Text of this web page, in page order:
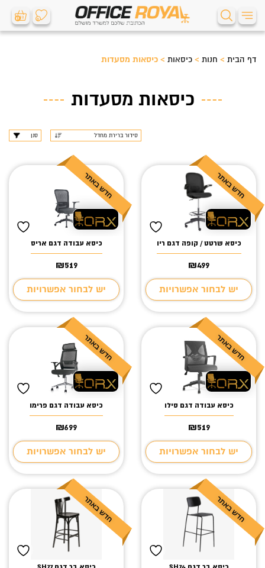
0 0
דף הבית > חנות > כיסאות > כיסאות מסעדות
כיסאות מסעדות
סנן
כיסא שרטט / קופה דגם ריו
₪499
יש לבחור אפשרויות
כיסא עבודה דגם אריס
₪519
יש לבחור אפשרויות
כיסא עבודה דגם סילו
₪519
יש לבחור אפשרויות
כיסא עבודה דגם פרימו
₪699
יש לבחור אפשרויות